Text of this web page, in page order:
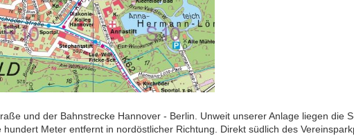
und der Bahnstrecke Hannover - Berlin. Unweit unserer Anlage liegen die
Meter entfernt in nordöstlicher Richtung. Direkt südlich des